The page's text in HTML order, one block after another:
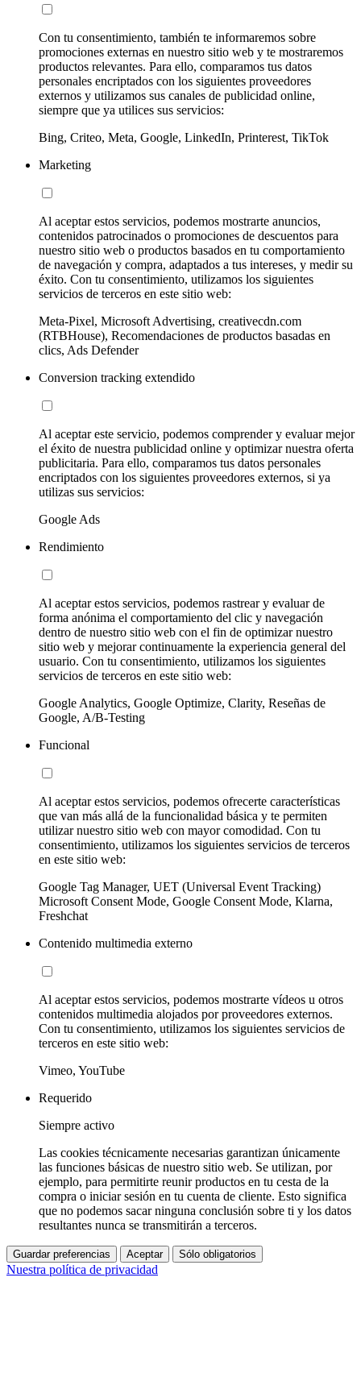
Con tu consentimiento, también te informaremos sobre
promociones externas en nuestro sitio web y te mostraremos
productos relevantes. Para ello, comparamos tus datos
personales encriptados con los siguientes proveedores
externos y utilizamos sus canales de publicidad online,
siempre que ya utilices sus servicios:
Bing, Criteo, Meta, Google, LinkedIn, Printerest, TikTok
Marketing
Al aceptar estos servicios, podemos mostrarte anuncios,
contenidos patrocinados o promociones de descuentos para
nuestro sitio web o productos basados en tu comportamiento
de navegación y compra, adaptados a tus intereses, y medir su
éxito. Con tu consentimiento, utilizamos los siguientes
servicios de terceros en este sitio web:
Meta-Pixel, Microsoft Advertising, creativecdn.com
(RTBHouse), Recomendaciones de productos basadas en
clics, Ads Defender
Conversion tracking extendido
Al aceptar este servicio, podemos comprender y evaluar mejor
el éxito de nuestra publicidad online y optimizar nuestra oferta
publicitaria. Para ello, comparamos tus datos personales
encriptados con los siguientes proveedores externos, si ya
utilizas sus servicios:
Google Ads
Rendimiento
Al aceptar estos servicios, podemos rastrear y evaluar de
forma anónima el comportamiento del clic y navegación
dentro de nuestro sitio web con el fin de optimizar nuestro
sitio web y mejorar continuamente la experiencia general del
usuario. Con tu consentimiento, utilizamos los siguientes
servicios de terceros en este sitio web:
Google Analytics, Google Optimize, Clarity, Reseñas de
Google, A/B-Testing
Funcional
Al aceptar estos servicios, podemos ofrecerte características
que van más allá de la funcionalidad básica y te permiten
utilizar nuestro sitio web con mayor comodidad. Con tu
consentimiento, utilizamos los siguientes servicios de terceros
en este sitio web:
Google Tag Manager, UET (Universal Event Tracking)
Microsoft Consent Mode, Google Consent Mode, Klarna,
Freshchat
Contenido multimedia externo
Al aceptar estos servicios, podemos mostrarte vídeos u otros
contenidos multimedia alojados por proveedores externos.
Con tu consentimiento, utilizamos los siguientes servicios de
terceros en este sitio web:
Vimeo, YouTube
Requerido
Siempre activo
Las cookies técnicamente necesarias garantizan únicamente
las funciones básicas de nuestro sitio web. Se utilizan, por
ejemplo, para permitirte reunir productos en tu cesta de la
compra o iniciar sesión en tu cuenta de cliente. Esto significa
que no podemos sacar ninguna conclusión sobre ti y los datos
resultantes nunca se transmitirán a terceros.
Guardar preferencias Aceptar Sólo obligatorios
Nuestra política de privacidad